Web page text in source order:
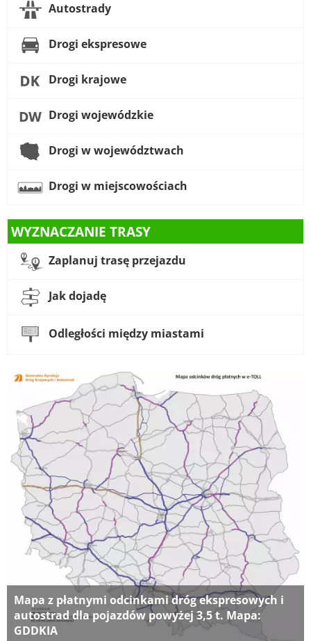
Autostrady
Drogi ekspresowe
Drogi krajowe
Drogi wojewódzkie
Drogi w województwach
Drogi w miejscowościach
WYZNACZANIE TRASY
Zaplanuj trasę przejazdu
Jak dojadę
Odległości między miastami
Mapa z płatnymi odcinkami dróg ekspresowych i
autostrad dla pojazdów powyżej 3,5 t. Mapa:
GDDKIA